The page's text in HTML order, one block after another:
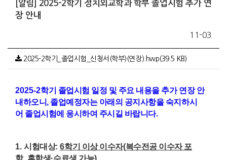
[알림] 2025-2학기 정치외교학과 학부 졸업시험 추가 연
장 안내
11-03
2025-2학기_졸업시험_신청서(학부)(연장).hwp(39.5 KB)
2025-2학기 졸업시험 일정 및 주요 내용을 추가 연장 안
내하오니, 졸업예정자는 아래의 공지사항을 숙지하시
어 졸업시험에 응시하여 주시길 바랍니다.
1. 시험대상:6학기 이상 이수자(복수전공 이수자 포
함, 휴학생·수료생 가능)